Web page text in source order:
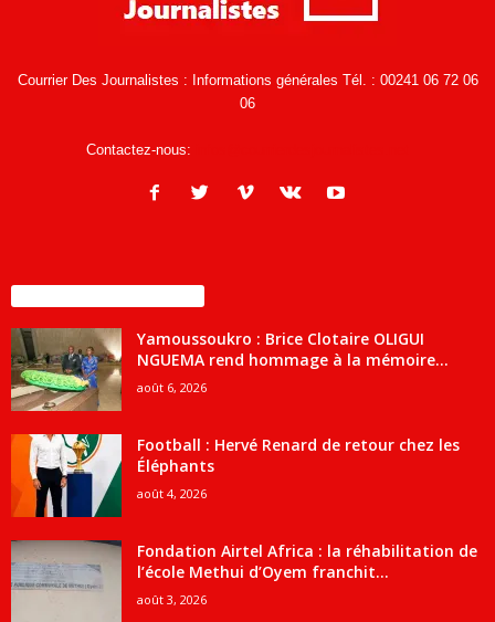
Courrier Des Journalistes : Informations générales Tél. : 00241 06 72 06
06
Contactez-nous:
Yamoussoukro : Brice Clotaire OLIGUI
NGUEMA rend hommage à la mémoire...
août 6, 2026
Football : Hervé Renard de retour chez les
Éléphants
août 4, 2026
Fondation Airtel Africa : la réhabilitation de
l’école Methui d’Oyem franchit...
août 3, 2026